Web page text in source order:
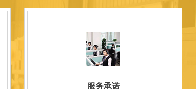
科学化管理，我们以质量保证，服务完善，信誉良好的原
服务承诺